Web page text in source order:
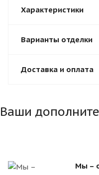
Характеристики
Варианты отделки
Доставка и оплата
Ваши
Мы –